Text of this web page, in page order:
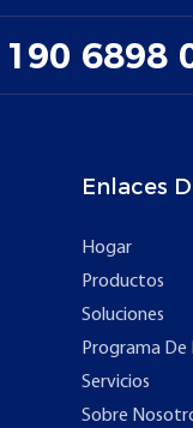
190 6898
Enlaces
Hogar
Productos
Soluciones
Programa
Servicios
Sobre